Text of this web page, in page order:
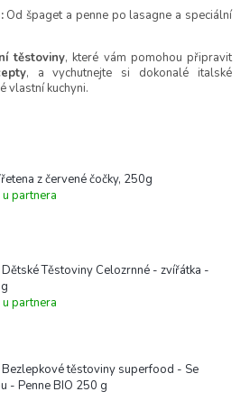
Od špaget a penne po lasagne a speciální
těstoviny, které vám pomohou připravit
, a vychutnejte si dokonalé italské
vlastní kuchyni.
z červené čočky, 250g
partnera
Dětské Těstoviny Celozrnné - zvířátka -
partnera
Bezlepkové těstoviny superfood - Se
- Penne BIO 250 g